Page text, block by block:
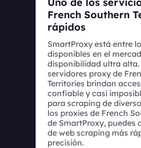
French Southern
rápidos
SmartProxy está entre
disponibles en el
disponibilidad ultra alta.
servidores proxy de
Territories brindan
confiable y casi
para scraping de
los proxies de French
de SmartProxy, puedes
de web scraping más
precisión.